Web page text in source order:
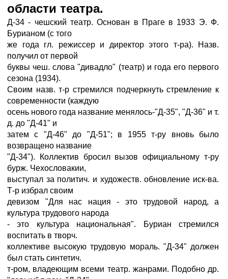
области театра.
Д-34 - чешский театр. Основан в Праге в 1933 Э. Ф.
Бурианом (с того
же года гл. режиссер и директор этого т-ра). Назв.
получил от первой
буквы чеш. слова "дивадло" (театр) и года его первого
сезона (1934).
Своим назв. т-р стремился подчеркнуть стремление к
современности (каждую
осень нового года название менялось-"Д-35", "Д-36" и т.
д. до "Д-41" и
затем с "Д-46" до "Д-51"; в 1955 т-ру вновь было
возвращено название
"Д-34"). Коллектив бросил вызов официальному т-ру
бурж. Чехословакии,
выступал за политич. и художеств. обновление иск-ва.
Т-р избрал своим
девизом "Для нас нация - это трудовой народ, а
культура трудового народа
- это культура национальная". Буриан стремился
воспитать в творч.
коллективе высокую трудовую мораль. "Д-34" должен
был стать синтетич.
т-ром, владеющим всеми театр. жанрами. Подобно др.